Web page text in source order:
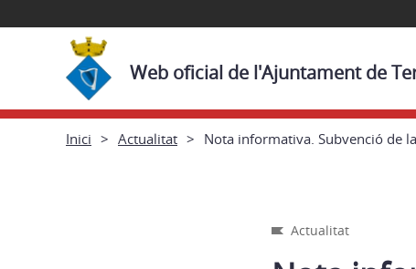
Web oficial de l'Ajuntament de
Inici Actualitat Nota informativa. Subvenció de
Actualitat